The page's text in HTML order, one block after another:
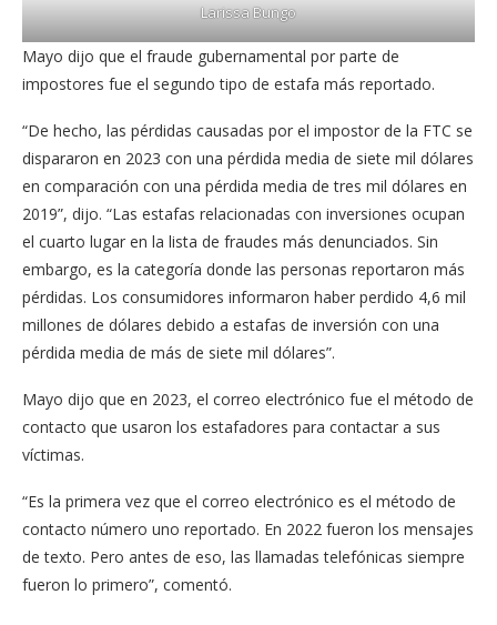
Larissa Bungo
Mayo dijo que el fraude gubernamental por parte de
impostores fue el segundo tipo de estafa más reportado.
“De hecho, las pérdidas causadas por el impostor de la FTC se
dispararon en 2023 con una pérdida media de siete mil dólares
en comparación con una pérdida media de tres mil dólares en
2019”, dijo. “Las estafas relacionadas con inversiones ocupan
el cuarto lugar en la lista de fraudes más denunciados. Sin
embargo, es la categoría donde las personas reportaron más
pérdidas. Los consumidores informaron haber perdido 4,6 mil
millones de dólares debido a estafas de inversión con una
pérdida media de más de siete mil dólares”.
Mayo dijo que en 2023, el correo electrónico fue el método de
contacto que usaron los estafadores para contactar a sus
víctimas.
“Es la primera vez que el correo electrónico es el método de
contacto número uno reportado. En 2022 fueron los mensajes
de texto. Pero antes de eso, las llamadas telefónicas siempre
fueron lo primero”, comentó.